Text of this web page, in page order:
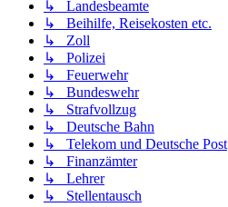
↳ Landesbeamte
↳ Beihilfe, Reisekosten etc.
↳ Zoll
↳ Polizei
↳ Feuerwehr
↳ Bundeswehr
↳ Strafvollzug
↳ Deutsche Bahn
↳ Telekom und Deutsche Post
↳ Finanzämter
↳ Lehrer
↳ Stellentausch